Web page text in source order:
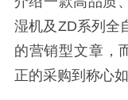
湿机及ZD系列全
的营销型文章，
正的采购到称心